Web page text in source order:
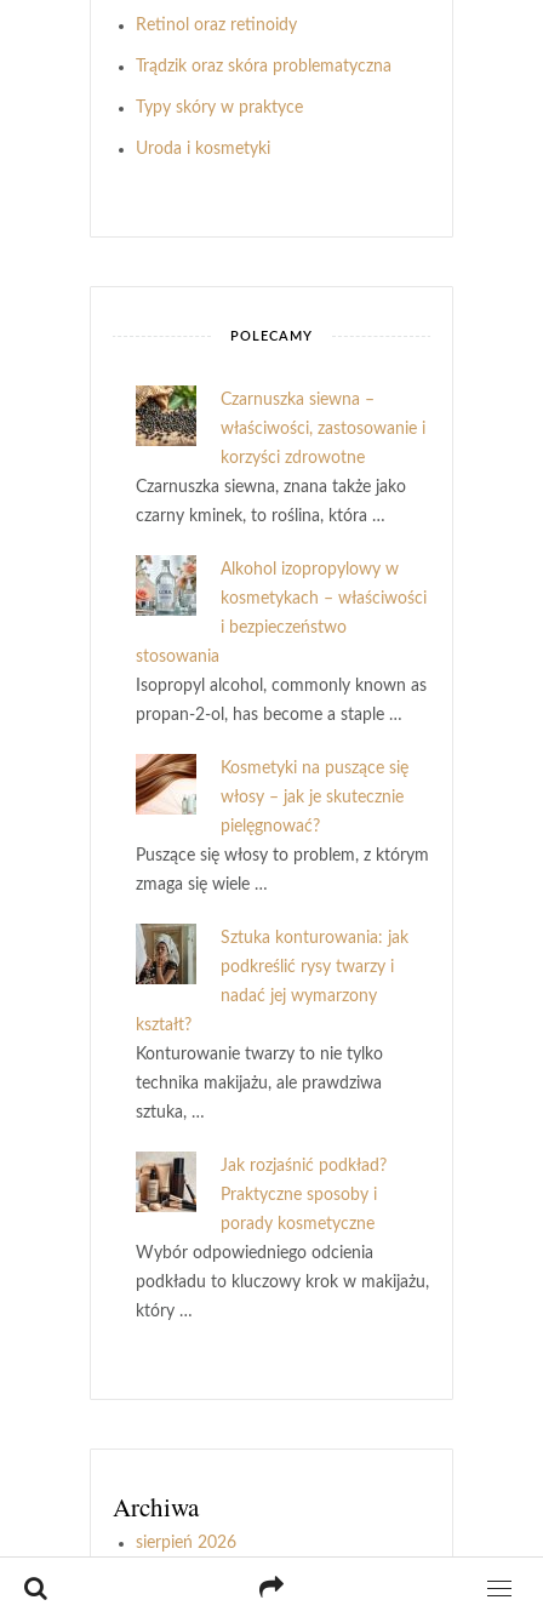
Retinol oraz retinoidy
Trądzik oraz skóra problematyczna
Typy skóry w praktyce
Uroda i kosmetyki
POLECAMY
Czarnuszka siewna –
właściwości, zastosowanie i
korzyści zdrowotne
Czarnuszka siewna, znana także jako
czarny kminek, to roślina, która …
Alkohol izopropylowy w
kosmetykach – właściwości
i bezpieczeństwo
stosowania
Isopropyl alcohol, commonly known as
propan-2-ol, has become a staple …
Kosmetyki na puszące się
włosy – jak je skutecznie
pielęgnować?
Puszące się włosy to problem, z którym
zmaga się wiele …
Sztuka konturowania: jak
podkreślić rysy twarzy i
nadać jej wymarzony
kształt?
Konturowanie twarzy to nie tylko
technika makijażu, ale prawdziwa
sztuka, …
Jak rozjaśnić podkład?
Praktyczne sposoby i
porady kosmetyczne
Wybór odpowiedniego odcienia
podkładu to kluczowy krok w makijażu,
który …
Archiwa
sierpień 2026